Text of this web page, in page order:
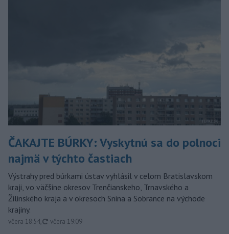
ČAKAJTE BÚRKY: Vyskytnú sa do polnoci
najmä v týchto častiach
Výstrahy pred búrkami ústav vyhlásil v celom Bratislavskom
kraji, vo väčšine okresov Trenčianskeho, Trnavského a
Žilinského kraja a v okresoch Snina a Sobrance na východe
krajiny.
včera 18:54, aktualizované
včera 19:09